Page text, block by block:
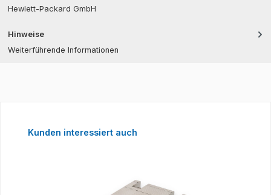
Hewlett-Packard GmbH
Hinweise
Weiterführende Informationen
Produktgalerie überspringen
Kunden interessiert auch